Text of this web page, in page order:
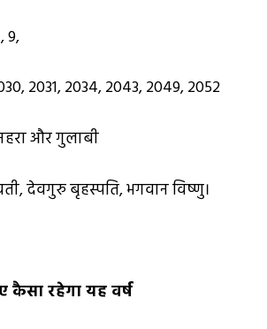
9,
2031, 2034, 2043, 2049, 2052
और गुलाबी
देवगुरु बृहस्पति, भगवान विष्णु।
रहेगा यह वर्ष